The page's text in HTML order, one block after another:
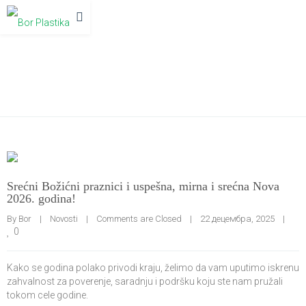
Srećni Božićni praznici i uspešna, mirna i srećna Nova
2026. godina!
By Bor | Novosti | Comments are Closed | 22 децембра, 2025 |
0
Kako se godina polako privodi kraju, želimo da vam uputimo iskrenu
zahvalnost za poverenje, saradnju i podršku koju ste nam pružali
tokom cele godine.